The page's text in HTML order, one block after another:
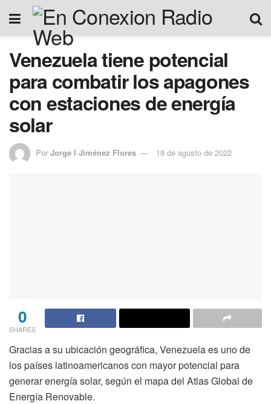
Venezuela tiene potencial
para combatir los apagones
con estaciones de energía
solar
Por Jorge I Jiménez Flores 18 de agosto de 2022
0
SHARES
Gracias a su ubicación geográfica, Venezuela es uno de
los países latinoamericanos con mayor potencial para
generar energía solar, según el mapa del Atlas Global de
Energía Renovable.